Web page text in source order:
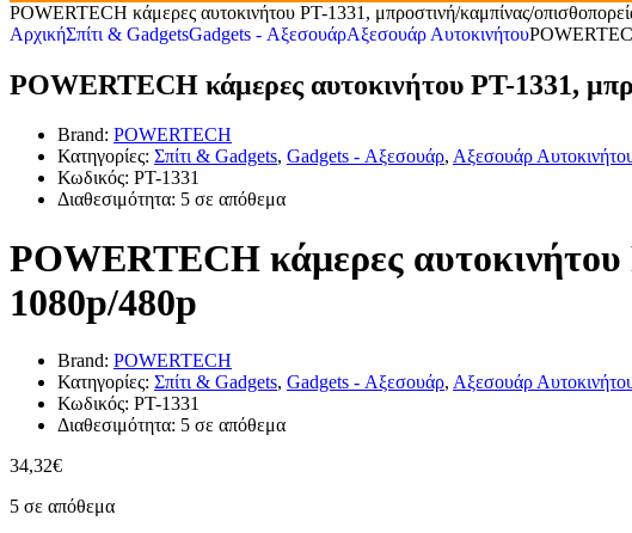
POWERTECH κάμερες αυτοκινήτου PT-1331, μπροστινή/καμπίνας/
ΑρχικήΣπίτι & GadgetsGadgets - ΑξεσουάρΑξεσουάρ Αυτοκινήτου
POWERTECH κάμερες αυτοκινήτου PT-1331,
Brand: POWERTECH
Κατηγορίες: Σπίτι & Gadgets, Gadgets - Αξεσουάρ, Αξεσουάρ
Κωδικός: PT-1331
Διαθεσιμότητα: 5 σε απόθεμα
POWERTECH κάμερες αυτοκινήτου
1080p/480p
Brand: POWERTECH
Κατηγορίες: Σπίτι & Gadgets, Gadgets - Αξεσουάρ, Αξεσουάρ
Κωδικός: PT-1331
Διαθεσιμότητα: 5 σε απόθεμα
34,32€
5 σε απόθεμα